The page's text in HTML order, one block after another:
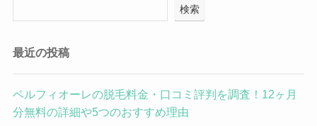
検索
最近の投稿
ベルフィオーレの脱毛料金・口コミ評判を調査！12ヶ月
分無料の詳細や5つのおすすめ理由